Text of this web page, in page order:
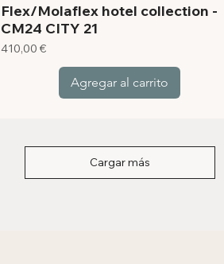
Flex/Molaflex hotel collection -
CM24 CITY 21
Precio
410,00 €
Agregar al carrito
Cargar más